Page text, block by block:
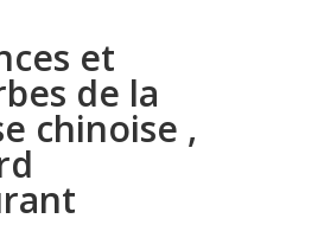
et
de la
chinoise ,